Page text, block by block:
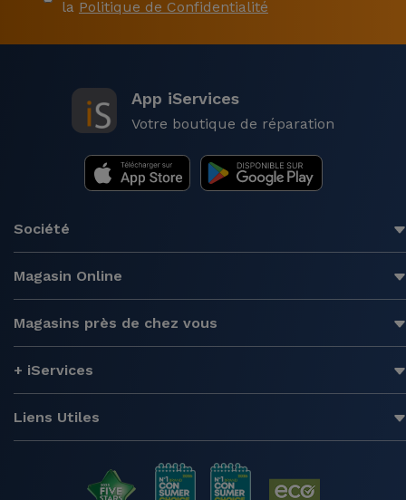
la Politique de Confidentialité
App iServices
Votre boutique de réparation
Société
Magasin Online
Magasins près de chez vous
+ iServices
Liens Utiles